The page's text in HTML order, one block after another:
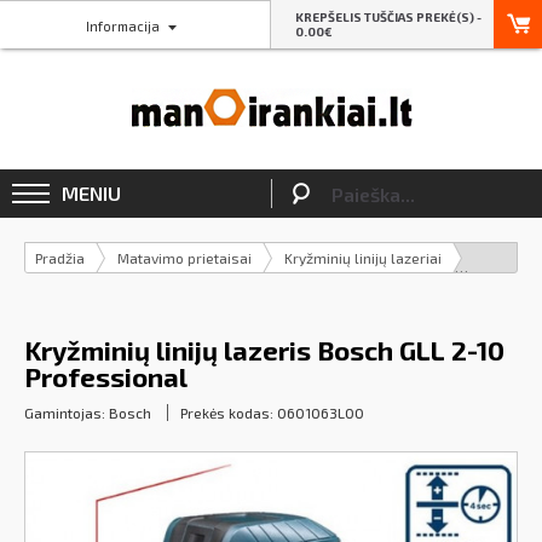
Informacija
KREPŠELIS TUŠČIAS PREKĖ(S) -
0.00€
MENIU
Pradžia Matavimo prietaisai Kryžminių linijų lazeriai
Kryžminių linijų lazeris Bosch GLL 2-10
Professional
Gamintojas: Bosch Prekės kodas: 0601063L00